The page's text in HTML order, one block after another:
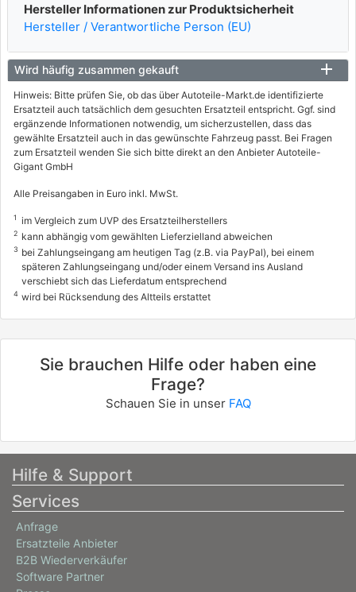
Hersteller Informationen zur Produktsicherheit
Hersteller / Verantwortliche Person (EU)
Wird häufig zusammen gekauft
Hinweis: Bitte prüfen Sie, ob das über Autoteile-Markt.de identifizierte
Ersatzteil auch tatsächlich dem gesuchten Ersatzteil entspricht. Ggf. sind
ergänzende Informationen notwendig, um sicherzustellen, dass das
gewählte Ersatzteil auch in das gewünschte Fahrzeug passt. Bei Fragen
zum Ersatzteil wenden Sie sich bitte direkt an den Anbieter Autoteile-
Gigant GmbH
Alle Preisangaben in Euro inkl. MwSt.
1 im Vergleich zum UVP des Ersatzteilherstellers
2 kann abhängig vom gewählten Lieferzielland abweichen
3 bei Zahlungseingang am heutigen Tag (z.B. via PayPal), bei einem
späteren Zahlungseingang und/oder einem Versand ins Ausland
verschiebt sich das Lieferdatum entsprechend
4 wird bei Rücksendung des Altteils erstattet
Sie brauchen Hilfe oder haben eine
Frage?
Schauen Sie in unser FAQ
Hilfe & Support
Services
Anfrage
Ersatzteile Anbieter
B2B Wiederverkäufer
Software Partner